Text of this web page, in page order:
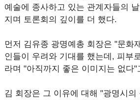
예술에 종사하고 있는 관계자들의
지며 토론회의 깊이를 더 했다.
먼저 김유종 광명예총 회장은 "문화
인들이 우려와 기대를 했는데, 피부
라며 "아직까지 좋은 이미지는 없다"
김 회장은 그 이유에 대해 "광명시의